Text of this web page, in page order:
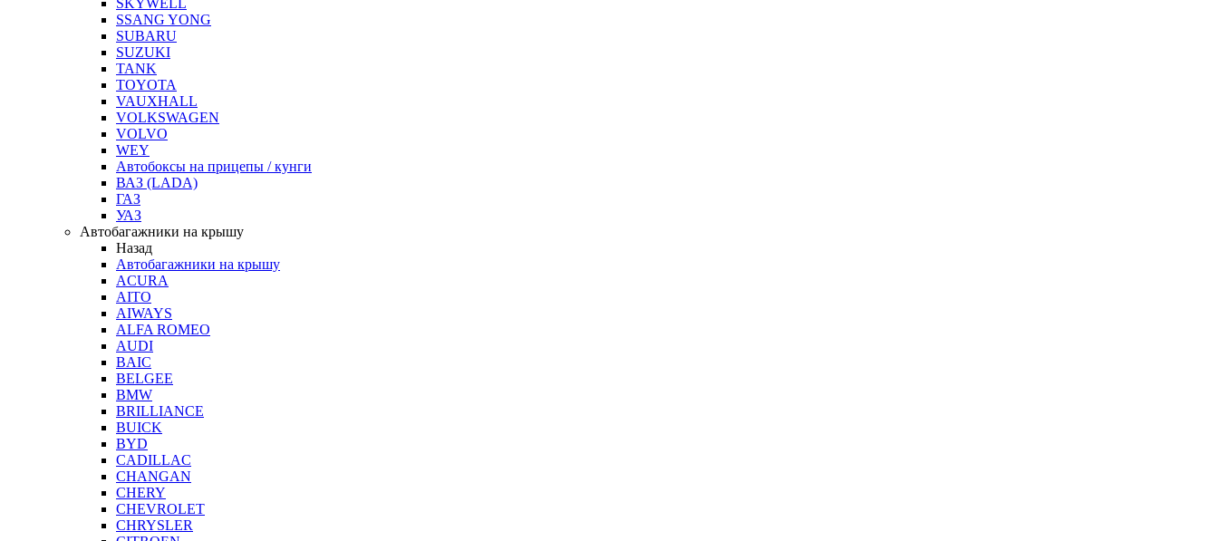
SKYWELL
SSANG YONG
SUBARU
SUZUKI
TANK
TOYOTA
VAUXHALL
VOLKSWAGEN
VOLVO
WEY
Автобоксы на прицепы / кунги
ВАЗ (LADA)
ГАЗ
УАЗ
Автобагажники на крышу
Назад
Автобагажники на крышу
ACURA
AITO
AIWAYS
ALFA ROMEO
AUDI
BAIC
BELGEE
BMW
BRILLIANCE
BUICK
BYD
CADILLAC
CHANGAN
CHERY
CHEVROLET
CHRYSLER